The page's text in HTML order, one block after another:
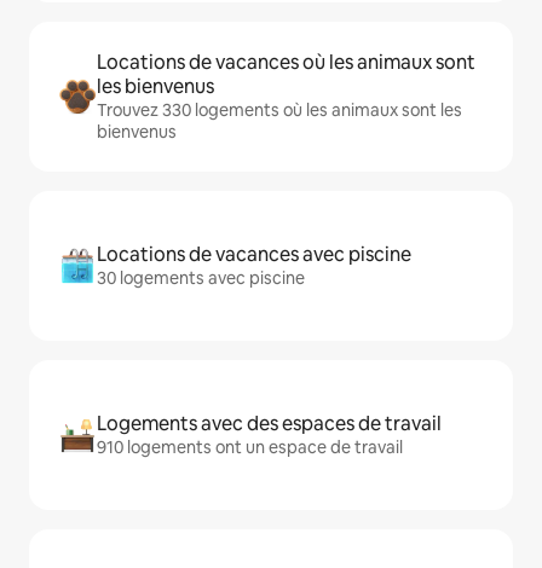
Locations de vacances où les animaux sont
les bienvenus
Trouvez 330 logements où les animaux sont les
bienvenus
Locations de vacances avec piscine
30 logements avec piscine
Logements avec des espaces de travail
910 logements ont un espace de travail